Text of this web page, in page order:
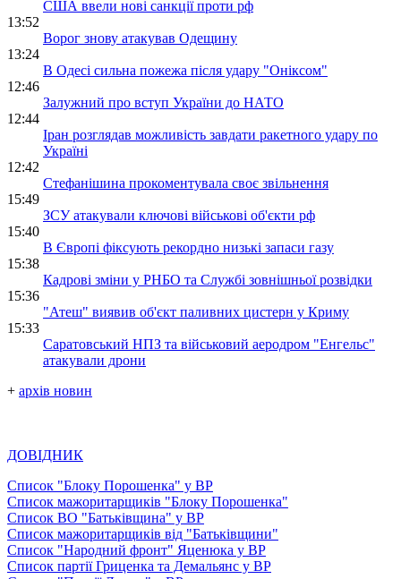
США ввели нові санкції проти рф
13:52
Ворог знову атакував Одещину
13:24
В Одесі сильна пожежа після удару "Оніксом"
12:46
Залужний про вступ України до НАТО
12:44
Іран розглядав можливість завдати ракетного удару по
Україні
12:42
Стефанішина прокоментувала своє звільнення
15:49
ЗСУ атакували ключові військові об'єкти рф
15:40
В Європі фіксують рекордно низькі запаси газу
15:38
Кадрові зміни у РНБО та Службі зовнішньої розвідки
15:36
"Атеш" виявив об'єкт паливних цистерн у Криму
15:33
Саратовський НПЗ та військовий аеродром "Енгельс"
атакували дрони
+ архів новин
ДОВІДНИК
Список "Блоку Порошенка" у ВР
Список мажоритарщиків "Блоку Порошенка"
Список ВО "Батьківщина" у ВР
Список мажоритарщиків від "Батьківщини"
Список "Народний фронт" Яценюка у ВР
Список партії Гриценка та Демальянс у ВР